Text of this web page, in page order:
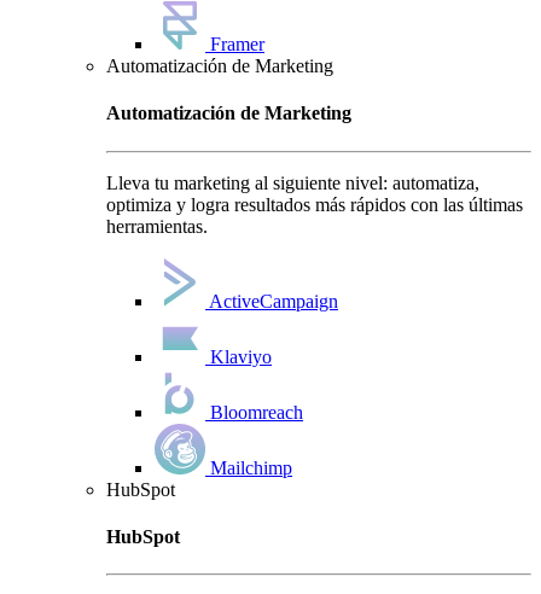
Framer
Automatización de Marketing
Automatización de Marketing
Lleva tu marketing al siguiente nivel: automatiza,
optimiza y logra resultados más rápidos con las últimas
herramientas.
ActiveCampaign
Klaviyo
Bloomreach
Mailchimp
HubSpot
HubSpot